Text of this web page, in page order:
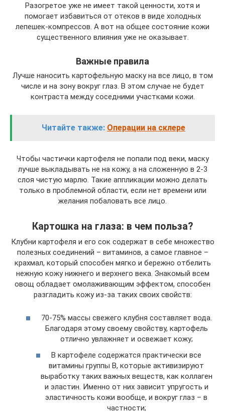
Разогретое уже не имеет такой ценности, хотя и
помогает избавиться от отеков в виде холодных
лепешек-компрессов. А вот на общее состояние кожи
существенного влияния уже не оказывает.
Важные правила
Лучше наносить картофельную маску на все лицо, в том
числе и на зону вокруг глаз. В этом случае не будет
контраста между соседними участками кожи.
Читайте также: Операции на склере
Чтобы частички картофеля не попали под веки, маску
лучше выкладывать не на кожу, а на сложенную в 2-3
слоя чистую марлю. Такие аппликации можно делать
только в проблемной области, если нет времени или
желания побаловать все лицо.
Картошка на глаза: в чем польза?
Клубни картофеля и его сок содержат в себе множество
полезных соединений – витаминов, а самое главное –
крахмал, который способен мягко и бережно отбелить
нежную кожу нижнего и верхнего века. Знакомый всем
овощ обладает омолаживающим эффектом, способен
разгладить кожу из-за таких своих свойств:
70-75% массы свежего клубня составляет вода.
Благодаря этому своему свойству, картофель
отлично увлажняет и освежает кожу;
В картофеле содержатся практически все
витамины группы В, которые активизируют
выработку таких важных веществ, как коллаген
и эластин. Именно от них зависит упругость и
эластичность кожи вообще, и вокруг глаз – в
частности;